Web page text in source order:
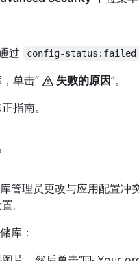
过
config-status:failed
单击“
失败的原因”。
指南。
管理员更改与应用配置冲
。
库：